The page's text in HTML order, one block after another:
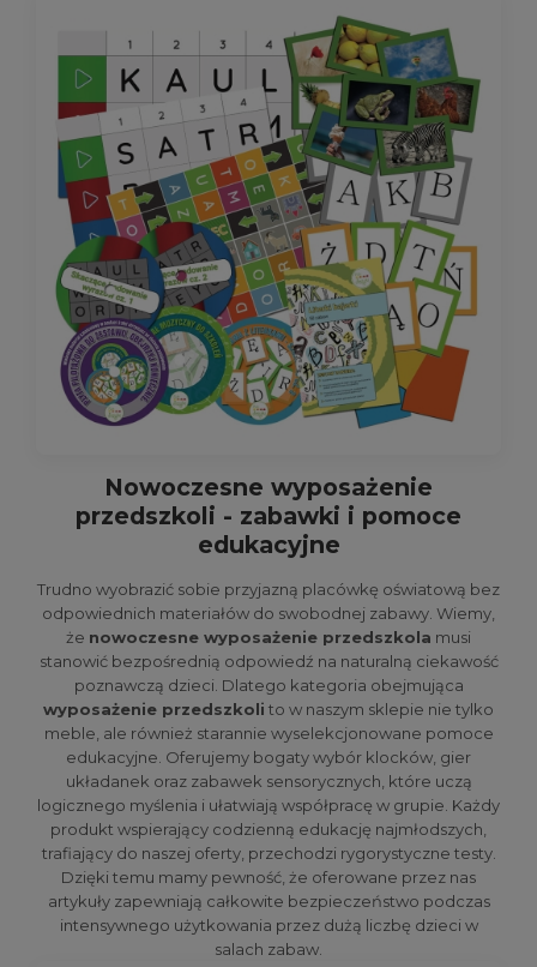
Nowoczesne wyposażenie
przedszkoli - zabawki i pomoce
edukacyjne
Trudno wyobrazić sobie przyjazną placówkę oświatową bez
odpowiednich materiałów do swobodnej zabawy. Wiemy,
że nowoczesne wyposażenie przedszkola musi
stanowić bezpośrednią odpowiedź na naturalną ciekawość
poznawczą dzieci. Dlatego kategoria obejmująca
wyposażenie przedszkoli to w naszym sklepie nie tylko
meble, ale również starannie wyselekcjonowane pomoce
edukacyjne. Oferujemy bogaty wybór klocków, gier
układanek oraz zabawek sensorycznych, które uczą
logicznego myślenia i ułatwiają współpracę w grupie. Każdy
produkt wspierający codzienną edukację najmłodszych,
trafiający do naszej oferty, przechodzi rygorystyczne testy.
Dzięki temu mamy pewność, że oferowane przez nas
artykuły zapewniają całkowite bezpieczeństwo podczas
intensywnego użytkowania przez dużą liczbę dzieci w
salach zabaw.